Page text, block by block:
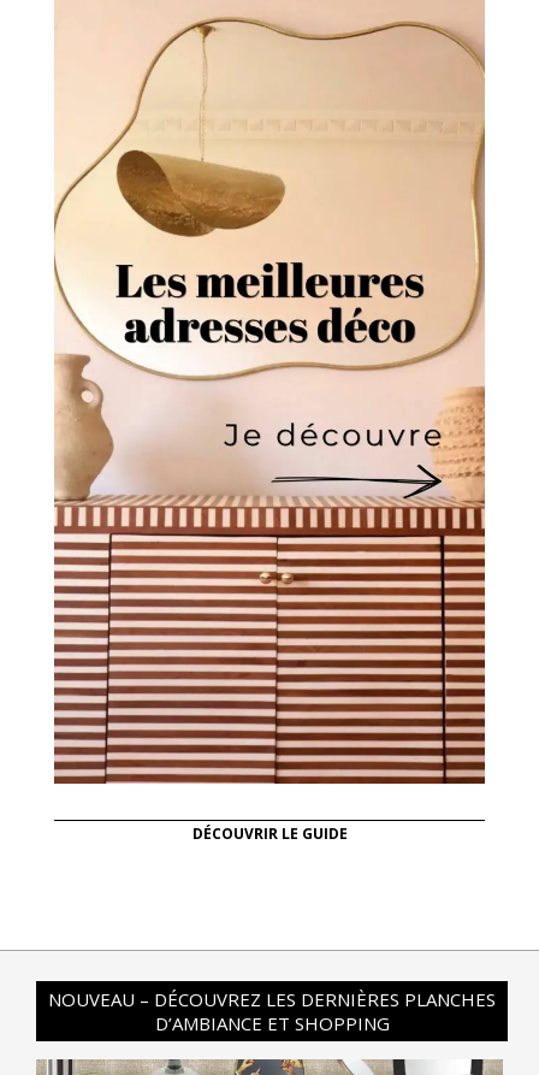
DÉCOUVRIR LE GUIDE
NOUVEAU – DÉCOUVREZ LES DERNIÈRES PLANCHES
D’AMBIANCE ET SHOPPING